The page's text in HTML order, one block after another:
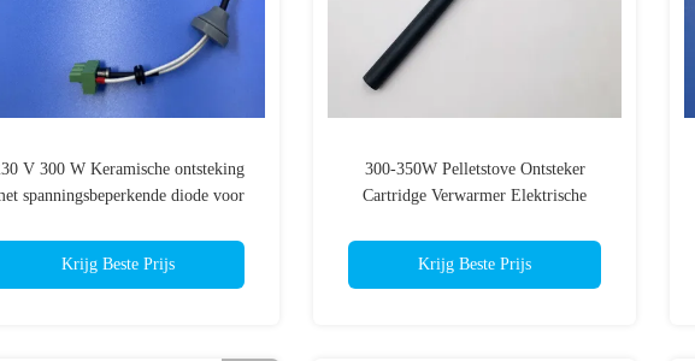
V 300 W Keramische ontsteking
spanningsbeperkende diode voor
Krijg Beste Prijs
300-350W Pelletstove Ontsteker
Cartridge Verwarmer Elektrische
Krijg Beste Prijs